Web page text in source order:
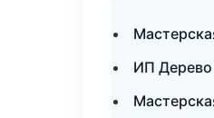
ИП